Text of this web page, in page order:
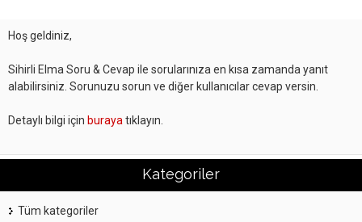
Hoş geldiniz,
Sihirli Elma Soru & Cevap ile sorularınıza en kısa zamanda yanıt
alabilirsiniz. Sorunuzu sorun ve diğer kullanıcılar cevap versin.
Detaylı bilgi için buraya tıklayın.
Kategoriler
Tüm kategoriler